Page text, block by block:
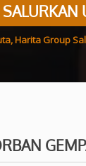
Harita Group